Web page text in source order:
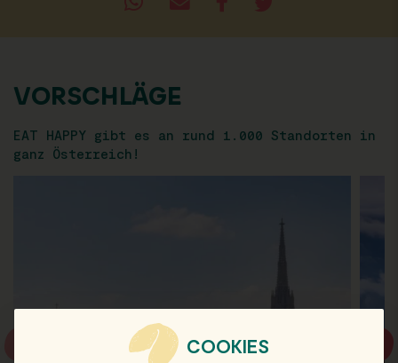
VORSCHLÄGE
EAT HAPPY gibt es an rund 1.000 Standorten in
ganz Österreich!
COOKIES